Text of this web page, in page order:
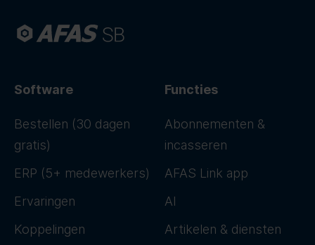
Software
Bestellen (30 dagen
gratis)
ERP (5+ medewerkers)
Ervaringen
Koppelingen
Functies
Abonnementen &
incasseren
AFAS Link app
AI
Artikelen & diensten